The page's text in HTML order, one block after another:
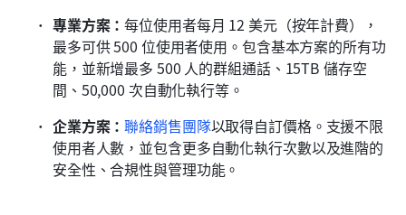
專業方案：每位使用者每月 12 美元（按年計費），
最多可供 500 位使用者使用。包含基本方案的所有功
能，並新增最多 500 人的群組通話、15TB 儲存空
間、50,000 次自動化執行等。
企業方案：聯絡銷售團隊以取得自訂價格。支援不限
使用者人數，並包含更多自動化執行次數以及進階的
安全性、合規性與管理功能。